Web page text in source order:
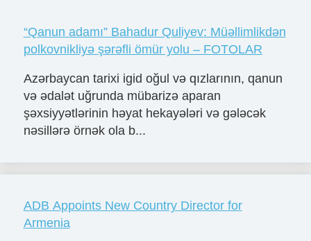
“Qanun adamı” Bahadur Quliyev: Müəllimlikdən
polkovnikliyə şərəfli ömür yolu – FOTOLAR
Azərbaycan tarixi igid oğul və qızlarının, qanun
və ədalət uğrunda mübarizə aparan
şəxsiyyətlərinin həyat hekayələri və gələcək
nəsillərə örnək ola b...
ADB Appoints New Country Director for
Armenia